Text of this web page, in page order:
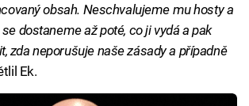
obsah. Neschvalujeme mu hosty a
dostaneme až poté, co ji vydá a pak
zda neporušuje naše zásady a případně
Ek.